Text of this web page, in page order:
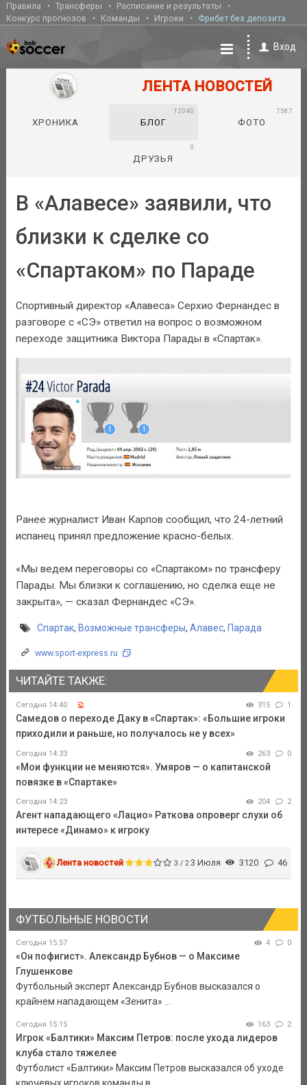
Правила Трансферы
Расписание и результаты
Конкурс прогнозов
Команды Игроки Фрибет без депозита
Вход
ЛЕНТА НОВОСТЕЙ
ХРОНИКА БЛОГ
12040
ФОТО
7587
ДРУЗЬЯ
0
В «Алавесе» заявили, что
близки к сделке со
«Спартаком» по Параде
Спортивный директор «Алавеса» Серхио Фернандес в
разговоре с «СЭ» ответил на вопрос о возможном
переходе защитника Виктора Парады в «Спартак».
Ранее журналист Иван Карпов сообщил, что 24-летний
испанец принял предложение красно-белых.
«Мы ведем переговоры со «Спартаком» по трансферу
Парады. Мы близки к соглашению, но сделка еще не
закрыта», — сказал Фернандес «СЭ».
Спартак, Возможные трансферы, Алавес, Парада
www.sport-express.ru
ЧИТАЙТЕ ТАКЖЕ:
Сегодня 14:40 315 1
Самедов о переходе Даку в «Спартак»: «Большие игроки
приходили и раньше, но получалось не у всех»
Сегодня 14:33 263 0
«Мои функции не меняются». Умяров — о капитанской
повязке в «Спартаке»
Сегодня 14:23 204 2
Агент нападающего «Лацио» Раткова опроверг слухи об
интересе «Динамо» к игроку
Лента новостей 3 / 2 3 Июля 3120 46
ФУТБОЛЬНЫЕ НОВОСТИ
Сегодня 15:57 4 0
«Он пофигист». Александр Бубнов — о Максиме
Глушенкове
Футбольный эксперт Александр Бубнов высказался о
крайнем нападающем «Зенита» ...
Сегодня 15:15 163 2
Игрок «Балтики» Максим Петров: после ухода лидеров
клуба стало тяжелее
Футболист «Балтики» Максим Петров высказался об уходе